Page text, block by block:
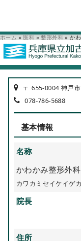
ホーム » 医科 » 整形外科 » か
〒 655-0004 神戸
078-786-5688
基本情報
名称
かわかみ整形外
カワカミセイケイゲ
院長
住所